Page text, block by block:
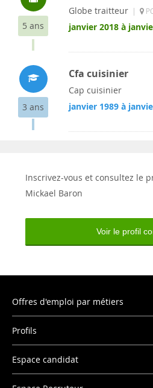
5 ans
Globe traitteur |
janvier 2018 à
3 ans
Cfa cuisinier
Cap cuisinier
janvier 1989 à
Inscrivez-vous et consultez le
Mickael Baron
Voir le profil
Offres d'emploi par métiers
Profils
Espace candidat